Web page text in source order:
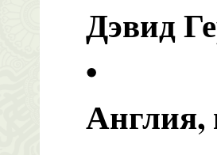
Дэвид
•
Англия,